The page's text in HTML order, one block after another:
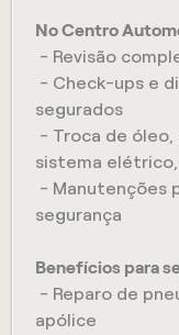
No Centro
- Revisão
- Check-ups e
segurados
- Troca de óleo,
sistema
- Manutenções
segurança
Benefícios para
- Reparo de
apólice